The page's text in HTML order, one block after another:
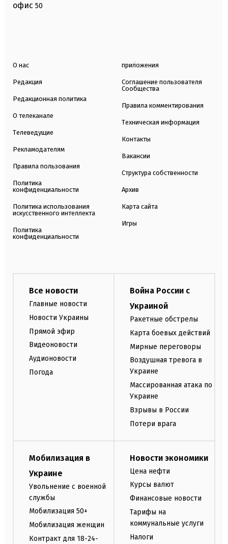
офис 50
О нас
Редакция
Редакционная политика
О телеканале
Телеведущие
Рекламодателям
Правила пользования
Политика
конфиденциальности
Политика использования
искусственного интеллекта
Политика
конфиденциальности
приложения
Соглашение пользователя
Сообщества
Правила комментирования
Техническая информация
Контакты
Вакансии
Структура собственности
Архив
Карта сайта
Игры
Все новости
Главные новости
Новости Украины
Прямой эфир
Видеоновости
Аудионовости
Погода
Война России с
Украиной
Ракетные обстрелы
Карта боевых действий
Мирные переговоры
Воздушная тревога в
Украине
Массированная атака по
Украине
Взрывы в России
Потери врага
Мобилизация в
Украине
Увольнение с военной
службы
Мобилизация 50+
Мобилизация женщин
Контракт для 18-24-
Новости экономики
Цена нефти
Курсы валют
Финансовые новости
Тарифы на
коммунальные услуги
Налоги